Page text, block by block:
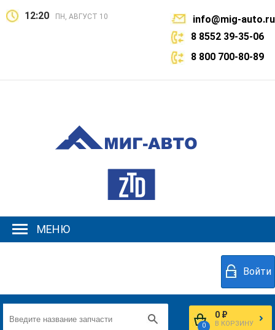
12:20 ПН, АВГУСТ 10
info@mig-auto.ru
8 8552 39-35-06
8 800 700-80-89
МЕНЮ
Войти
0
0 ₽
В КОРЗИНУ